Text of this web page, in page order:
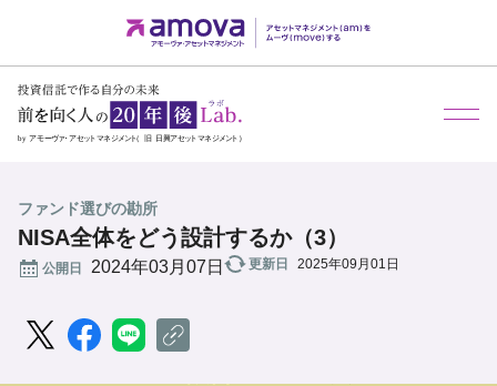
ファンド選びの勘所
NISA全体をどう設計するか（3）
公開日 更新日 2025年09月01日